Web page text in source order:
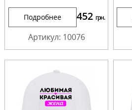
Подробнее 452 грн.
Артикул: 10076